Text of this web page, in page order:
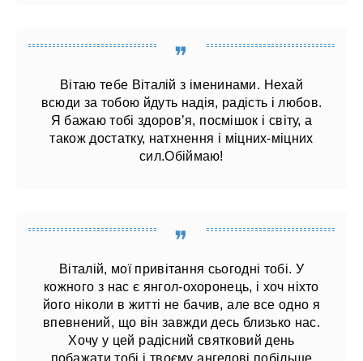
Вітаю тебе Віталій з іменинами. Нехай
всюди за тобою йдуть надія, радість і любов.
Я бажаю тобі здоров’я, посмішок і світу, а
також достатку, натхнення і міцних-міцних
сил.Обіймаю!
Віталій, мої привітання сьогодні тобі. У
кожного з нас є янгол-охоронець, і хоч ніхто
його ніколи в житті не бачив, але все одно я
впевнений, що він завжди десь близько нас.
Хочу у цей радісний святковий день